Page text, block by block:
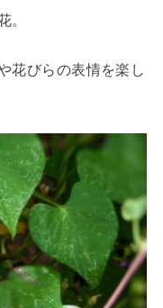
。
花びらの表情を楽し